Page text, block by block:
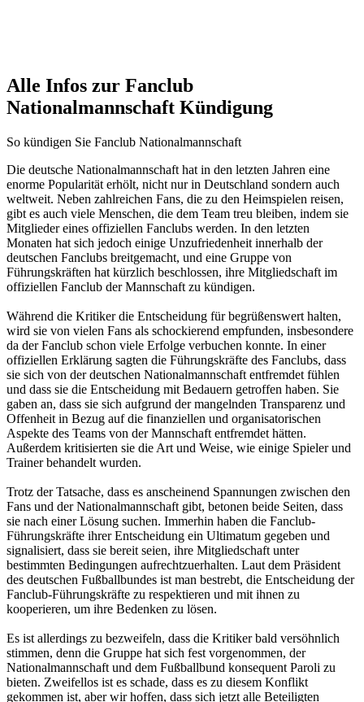
Alle Infos zur Fanclub
Nationalmannschaft Kündigung
So kündigen Sie Fanclub Nationalmannschaft
Die deutsche Nationalmannschaft hat in den letzten Jahren eine
enorme Popularität erhölt, nicht nur in Deutschland sondern auch
weltweit. Neben zahlreichen Fans, die zu den Heimspielen reisen,
gibt es auch viele Menschen, die dem Team treu bleiben, indem sie
Mitglieder eines offiziellen Fanclubs werden. In den letzten
Monaten hat sich jedoch einige Unzufriedenheit innerhalb der
deutschen Fanclubs breitgemacht, und eine Gruppe von
Führungskräften hat kürzlich beschlossen, ihre Mitgliedschaft im
offiziellen Fanclub der Mannschaft zu kündigen.
Während die Kritiker die Entscheidung für begrüßenswert halten,
wird sie von vielen Fans als schockierend empfunden, insbesondere
da der Fanclub schon viele Erfolge verbuchen konnte. In einer
offiziellen Erklärung sagten die Führungskräfte des Fanclubs, dass
sie sich von der deutschen Nationalmannschaft entfremdet fühlen
und dass sie die Entscheidung mit Bedauern getroffen haben. Sie
gaben an, dass sie sich aufgrund der mangelnden Transparenz und
Offenheit in Bezug auf die finanziellen und organisatorischen
Aspekte des Teams von der Mannschaft entfremdet hätten.
Außerdem kritisierten sie die Art und Weise, wie einige Spieler und
Trainer behandelt wurden.
Trotz der Tatsache, dass es anscheinend Spannungen zwischen den
Fans und der Nationalmannschaft gibt, betonen beide Seiten, dass
sie nach einer Lösung suchen. Immerhin haben die Fanclub-
Führungskräfte ihrer Entscheidung ein Ultimatum gegeben und
signalisiert, dass sie bereit seien, ihre Mitgliedschaft unter
bestimmten Bedingungen aufrechtzuerhalten. Laut dem Präsident
des deutschen Fußballbundes ist man bestrebt, die Entscheidung der
Fanclub-Führungskräfte zu respektieren und mit ihnen zu
kooperieren, um ihre Bedenken zu lösen.
Es ist allerdings zu bezweifeln, dass die Kritiker bald versöhnlich
stimmen, denn die Gruppe hat sich fest vorgenommen, der
Nationalmannschaft und dem Fußballbund konsequent Paroli zu
bieten. Zweifellos ist es schade, dass es zu diesem Konflikt
gekommen ist, aber wir hoffen, dass sich jetzt alle Beteiligten